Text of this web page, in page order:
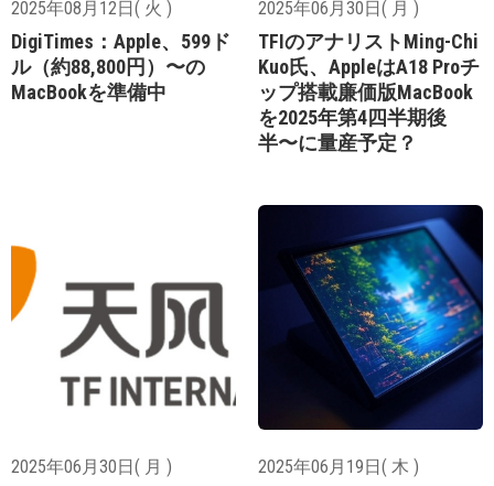
2025年08月12日( 火 )
DigiTimes：Apple、599ド
ル（約88,800円）〜の
MacBookを準備中
2025年06月30日( 月 )
TFIのアナリストMing-Chi
Kuo氏、AppleはA18 Proチ
ップ搭載廉価版MacBook
を2025年第4四半期後
半〜に量産予定？
2025年06月30日( 月 ) 2025年06月19日( 木 )